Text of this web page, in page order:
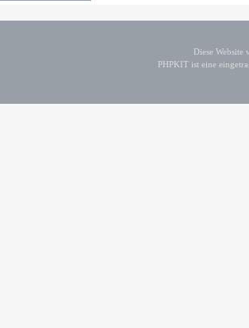
Diese
PHPKIT ist eine